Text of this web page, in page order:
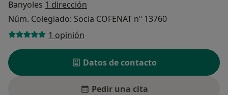
Banyoles 1 dirección
Núm. Colegiado: Socia COFENAT nº 13760
1 opinión
Datos de contacto
Pedir una cita